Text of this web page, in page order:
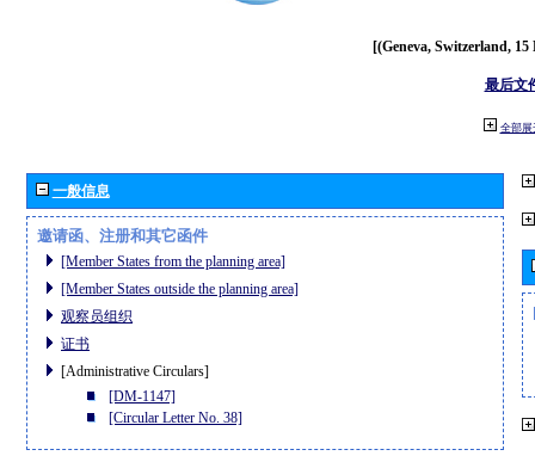
[(Geneva, Switzerland, 15
最后文
全部展
一般信息
邀请函、注册和其它函件
[Member States from the planning area]
[Member States outside the planning area]
观察员组织
证书
[Administrative Circulars]
[DM-1147]
[Circular Letter No. 38]